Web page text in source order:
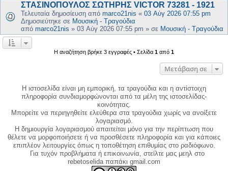
ΣΤΑΣΙΝΟΠΟΥΛΟΣ ΣΩΤΗΡΗΣ VICTOR 73281 - 1921
Τελευταία δημοσίευση από marco21nis « 03 Αύγ 2026 07:55 pm
Δημοσιεύτηκε σε Μουσική - Τραγούδια
από marco21nis » 03 Αύγ 2026 07:55 pm » σε Μουσική - Τραγούδια
Η αναζήτηση βρήκε 3 εγγραφές • Σελίδα 1 από 1
Μετάβαση σε
Η ιστοσελίδα είναι μη εμπορική, τα τραγούδια και η αντίστοιχη
πληροφορία συνδιαμορφώνονται από τα μέλη της ιστοσελίδας-
κοινότητας.
Μπορείτε να περιηγηθείτε ελεύθερα στα τραγούδια χωρίς να ανοίξετε
λογαριασμό.
Η δημιουργία λογαριασμού απαιτείται μόνο για την περίπτωση που
θέλετε να μορφοποιήσετε ή να προσθέσετε πληροφορία και για κάποιες
επιπλέον λειτουργίες όπως η τοποθέτηση επιθυμίας στο ραδιόφωνο.
Για τυχόν προβλήματα ή επικοινωνία, στείλτε μας μεηλ στο
rebetoselida παπάκι gmail.com